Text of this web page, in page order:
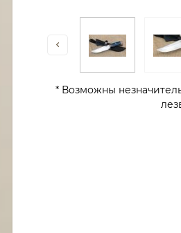
* Возможны